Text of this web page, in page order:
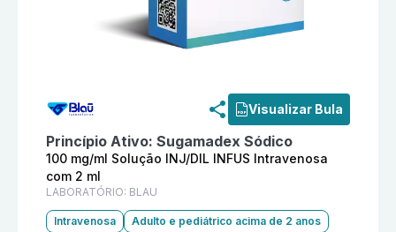
Visualizar Bula
Princípio Ativo: Sugamadex Sódico
100 mg/ml Solução INJ/DIL INFUS Intravenosa
com 2 ml
LABORATÓRIO: BLAU
Intravenosa Adulto e pediátrico acima de 2 anos